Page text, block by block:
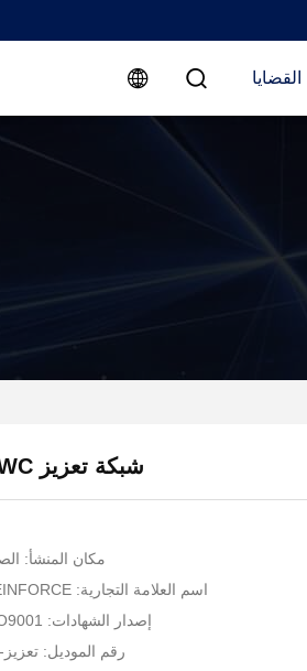
القضايا
شبكة تعزيز CWC
مكان المنشأ:
اسم العلامة التجارية: REINFORCE
إصدار الشهادات: ISO9001
رقم الموديل: تعزيز-84